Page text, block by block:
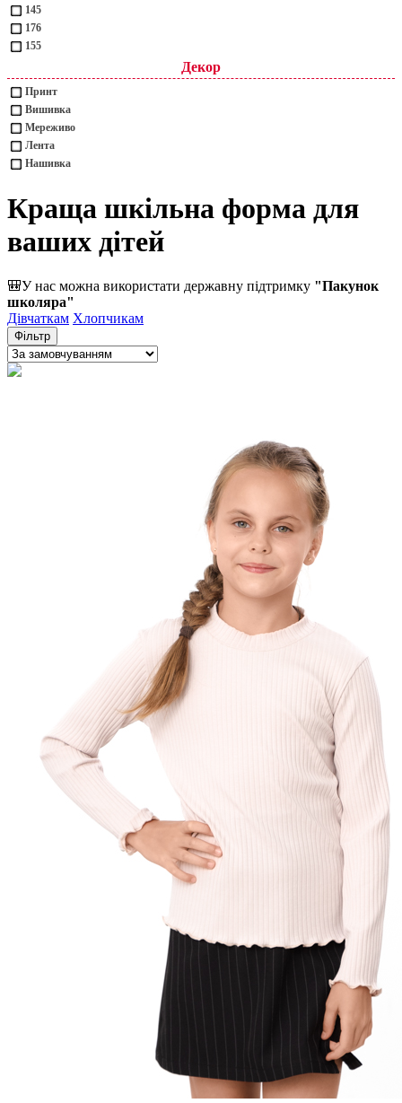
145
176
155
Декор
Принт
Вишивка
Мереживо
Лента
Нашивка
Краща шкільна форма для
ваших дітей
🎒У нас можна використати державну підтримку "Пакунок
школяра"
Дівчаткам Хлопчикам
Фільтр